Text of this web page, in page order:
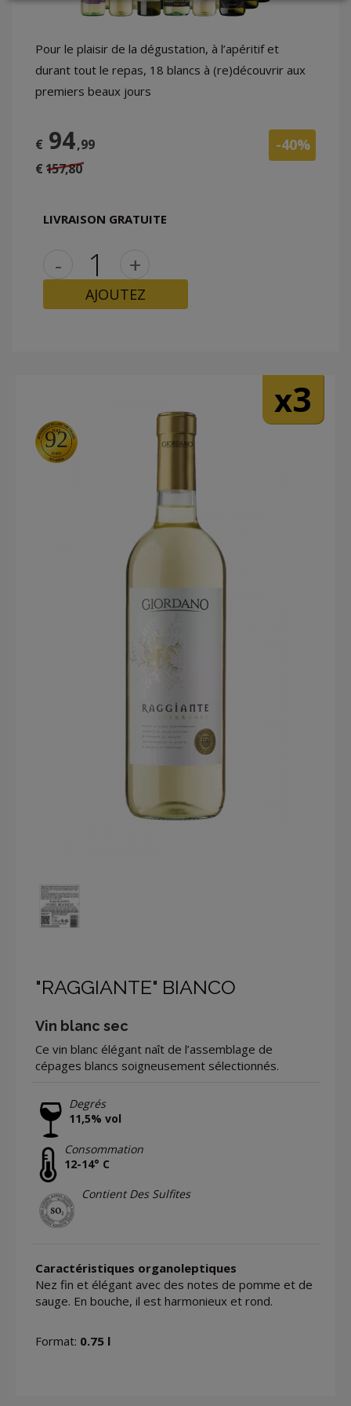
Pour le plaisir de la dégustation, à l’apéritif et
durant tout le repas, 18 blancs à (re)découvrir aux
premiers beaux jours
€ 94,99 -40%
€ 157,80
LIVRAISON GRATUITE
- +
AJOUTEZ
92
"RAGGIANTE" BIANCO
Vin blanc sec
Ce vin blanc élégant naît de l’assemblage de
cépages blancs soigneusement sélectionnés.
Degrés
11,5% vol
Consommation
12-14° C
Contient Des Sulfites
Caractéristiques organoleptiques
Nez fin et élégant avec des notes de pomme et de
sauge. En bouche, il est harmonieux et rond.
Format: 0.75 l
x3